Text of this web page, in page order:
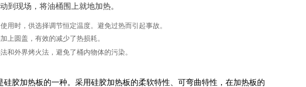
到现场，将油桶围上就地加热。
用时，供选择调节恒定温度。避免过热而引起事故。
上圆盖，有效的减少了热损耗。
和外界烤火法，避免了桶内物体的污染。
胶加热板的一种。采用硅胶加热板的柔软特性、可弯曲特性，在加热板的